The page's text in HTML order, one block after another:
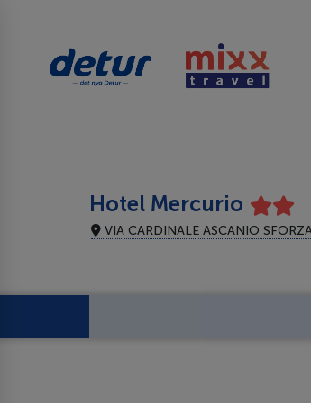
Hotel Mercurio
VIA CARDINALE ASCANIO